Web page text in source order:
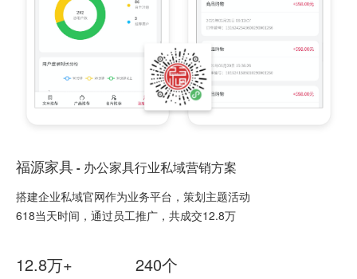
福源家具 - 办公家具行业私域营销方案
搭建企业私域官网作为业务平台，策划主题活动
618当天时间，通过员工推广，共成交12.8万
12.8万+ 240个